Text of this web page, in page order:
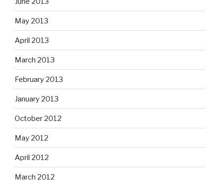
May 2013
April 2013
March 2013
February 2013
January 2013
October 2012
May 2012
April 2012
March 2012